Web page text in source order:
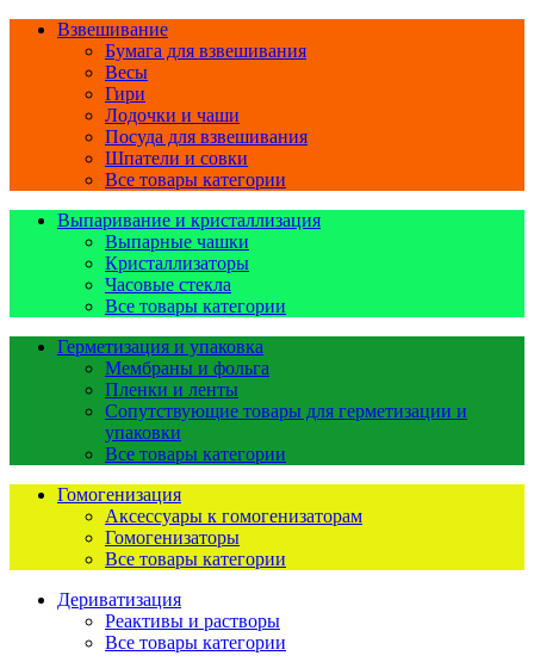
Взвешивание
Бумага для взвешивания
Весы
Гири
Лодочки и чаши
Посуда для взвешивания
Шпатели и совки
Все товары категории
Выпаривание и кристаллизация
Выпарные чашки
Кристаллизаторы
Часовые стекла
Все товары категории
Герметизация и упаковка
Мембраны и фольга
Пленки и ленты
Сопутствующие товары для герметизации и
упаковки
Все товары категории
Гомогенизация
Аксессуары к гомогенизаторам
Гомогенизаторы
Все товары категории
Дериватизация
Реактивы и растворы
Все товары категории